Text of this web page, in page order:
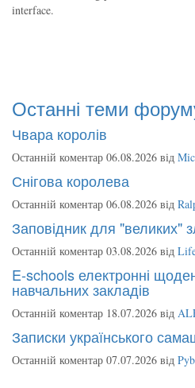
interface.
Останні теми
Чвара королів
Останній коментар 06.08.2026 від
Снігова королева
Останній коментар 06.08.2026 від
Заповідник для "великих"
Останній коментар 03.08.2026 від
E-schools електронні
навчальних закладів
Останній коментар 18.07.2026 від
Записки українського
Останній коментар 07.07.2026 від